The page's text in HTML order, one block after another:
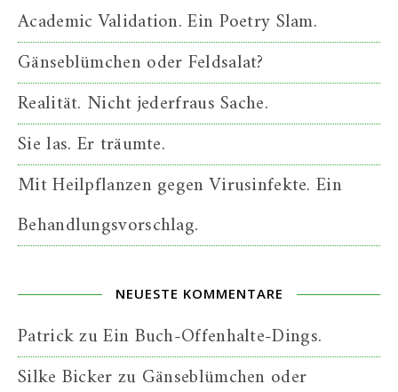
Academic Validation. Ein Poetry Slam.
Gänseblümchen oder Feldsalat?
Realität. Nicht jederfraus Sache.
Sie las. Er träumte.
Mit Heilpflanzen gegen Virusinfekte. Ein
Behandlungsvorschlag.
NEUESTE KOMMENTARE
PatrickzuEin Buch-Offenhalte-Dings.
Silke Bickerzu Gänseblümchen oder